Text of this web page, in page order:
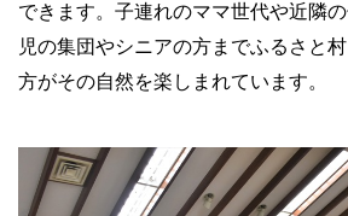
できます。子連れのママ世代や近隣
児の集団やシニアの方までふるさと
方がその自然を楽しまれています。